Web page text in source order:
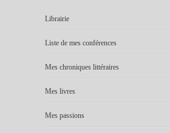
Librairie
Liste de mes conférences
Mes chroniques littéraires
Mes livres
Mes passions